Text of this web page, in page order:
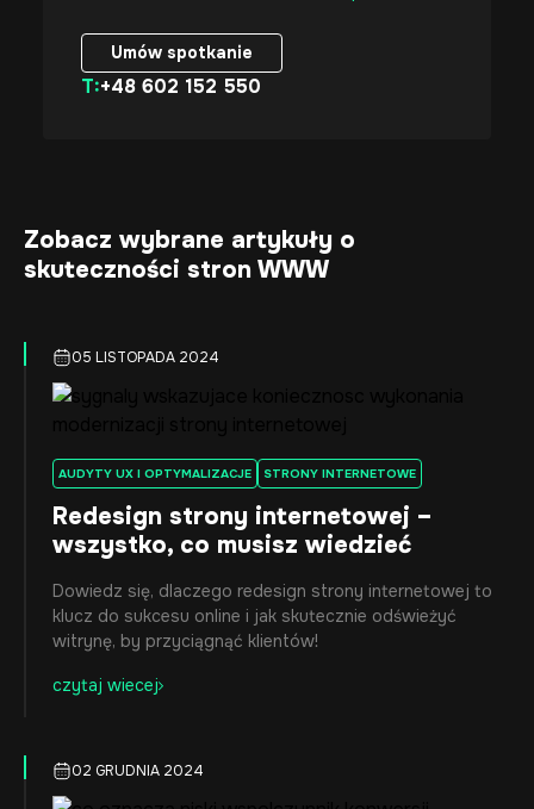
Umów spotkanie
Umów spotkanie
T:+48 602 152 550
Zobacz wybrane artykuły o
skuteczności stron WWW
05 LISTOPADA 2024
AUDYTY UX I OPTYMALIZACJE STRONY INTERNETOWE
Redesign strony internetowej –
wszystko, co musisz wiedzieć
Dowiedz się, dlaczego redesign strony internetowej to
klucz do sukcesu online i jak skutecznie odświeżyć
witrynę, by przyciągnąć klientów!
czytaj wiecej
02 GRUDNIA 2024